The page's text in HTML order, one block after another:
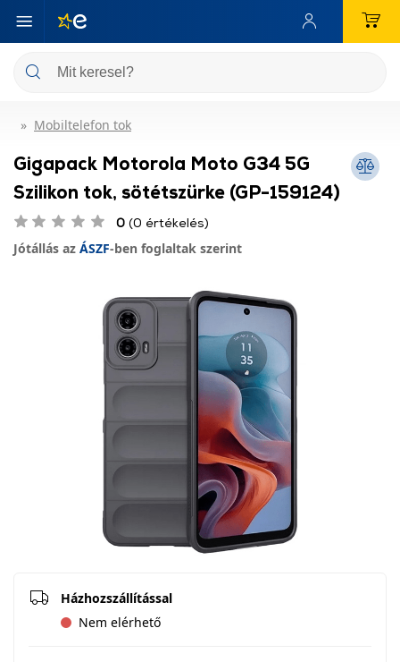
Mobiltelefon tok
Gigapack Motorola Moto G34 5G
Szilikon tok, sötétszürke (GP-159124)
0 (0 értékelés)
Jótállás az ÁSZF-ben foglaltak szerint
Házhozszállítással
Nem elérhető